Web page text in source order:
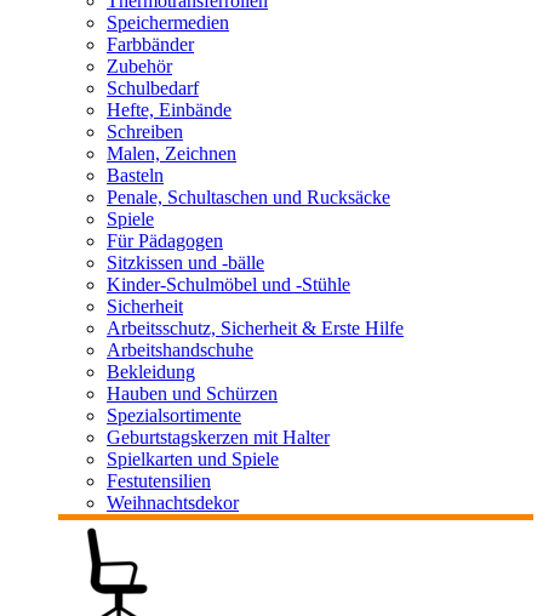
Speichermedien
Farbbänder
Zubehör
Schulbedarf
Hefte, Einbände
Schreiben
Malen, Zeichnen
Basteln
Penale, Schultaschen und Rucksäcke
Spiele
Für Pädagogen
Sitzkissen und -bälle
Kinder-Schulmöbel und -Stühle
Sicherheit
Arbeitsschutz, Sicherheit & Erste Hilfe
Arbeitshandschuhe
Bekleidung
Hauben und Schürzen
Spezialsortimente
Geburtstagskerzen mit Halter
Spielkarten und Spiele
Festutensilien
Weihnachtsdekor